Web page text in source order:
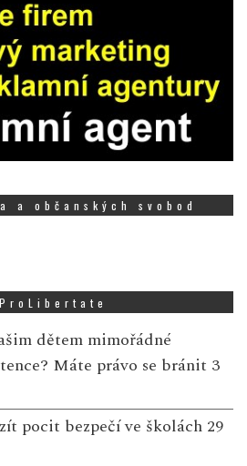
a občanských svobod
ProLibertate
dětem mimořádné
Máte právo se bránit 3
pocit bezpečí ve školách 29